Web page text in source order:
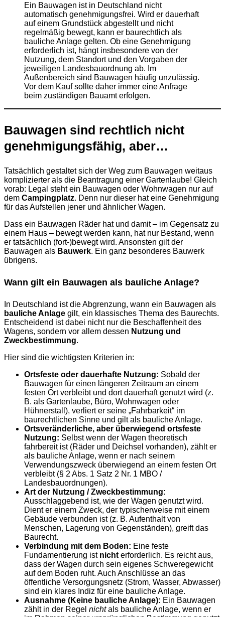
Ein Bauwagen ist in Deutschland nicht
automatisch genehmigungsfrei. Wird er dauerhaft
auf einem Grundstück abgestellt und nicht
regelmäßig bewegt, kann er baurechtlich als
bauliche Anlage gelten. Ob eine Genehmigung
erforderlich ist, hängt insbesondere von der
Nutzung, dem Standort und den Vorgaben der
jeweiligen Landesbauordnung ab. Im
Außenbereich sind Bauwagen häufig unzulässig.
Vor dem Kauf sollte daher immer eine Anfrage
beim zuständigen Bauamt erfolgen.
Bauwagen sind rechtlich nicht
genehmigungsfähig, aber…
Tatsächlich gestaltet sich der Weg zum Bauwagen weitaus
komplizierter als die Beantragung einer Gartenlaube! Gleich
vorab: Legal steht ein Bauwagen oder Wohnwagen nur auf
dem Campingplatz. Denn nur dieser hat eine Genehmigung
für das Aufstellen jener und ähnlicher Wagen.
Dass ein Bauwagen Räder hat und damit – im Gegensatz zu
einem Haus – bewegt werden kann, hat nur Bestand, wenn
er tatsächlich (fort-)bewegt wird. Ansonsten gilt der
Bauwagen als Bauwerk. Ein ganz besonderes Bauwerk
übrigens.
Wann gilt ein Bauwagen als bauliche Anlage?
In Deutschland ist die Abgrenzung, wann ein Bauwagen als
bauliche Anlage gilt, ein klassisches Thema des Baurechts.
Entscheidend ist dabei nicht nur die Beschaffenheit des
Wagens, sondern vor allem dessen Nutzung und
Zweckbestimmung.
Hier sind die wichtigsten Kriterien in:
Ortsfeste oder dauerhafte Nutzung: Sobald der
Bauwagen für einen längeren Zeitraum an einem
festen Ort verbleibt und dort dauerhaft genutzt wird (z.
B. als Gartenlaube, Büro, Wohnwagen oder
Hühnerstall), verliert er seine „Fahrbarkeit“ im
baurechtlichen Sinne und gilt als bauliche Anlage.
Ortsveränderliche, aber überwiegend ortsfeste
Nutzung: Selbst wenn der Wagen theoretisch
fahrbereit ist (Räder und Deichsel vorhanden), zählt er
als bauliche Anlage, wenn er nach seinem
Verwendungszweck überwiegend an einem festen Ort
verbleibt (§ 2 Abs. 1 Satz 2 Nr. 1 MBO /
Landesbauordnungen).
Art der Nutzung / Zweckbestimmung:
Ausschlaggebend ist, wie der Wagen genutzt wird.
Dient er einem Zweck, der typischerweise mit einem
Gebäude verbunden ist (z. B. Aufenthalt von
Menschen, Lagerung von Gegenständen), greift das
Baurecht.
Verbindung mit dem Boden: Eine feste
Fundamentierung ist nichterforderlich. Es reicht aus,
dass der Wagen durch sein eigenes Schweregewicht
auf dem Boden ruht. Auch Anschlüsse an das
öffentliche Versorgungsnetz (Strom, Wasser, Abwasser)
sind ein klares Indiz für eine bauliche Anlage.
Ausnahme (Keine bauliche Anlage): Ein Bauwagen
zählt in der Regel nichtals bauliche Anlage, wenn er